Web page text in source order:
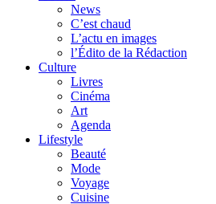
News
C’est chaud
L’actu en images
l’Édito de la Rédaction
Culture
Livres
Cinéma
Art
Agenda
Lifestyle
Beauté
Mode
Voyage
Cuisine